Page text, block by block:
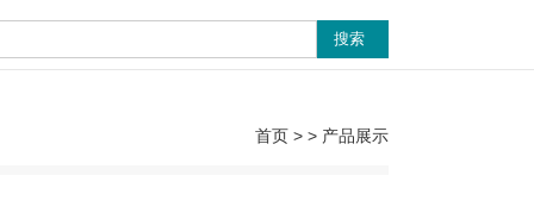
首页 > > 产品展示